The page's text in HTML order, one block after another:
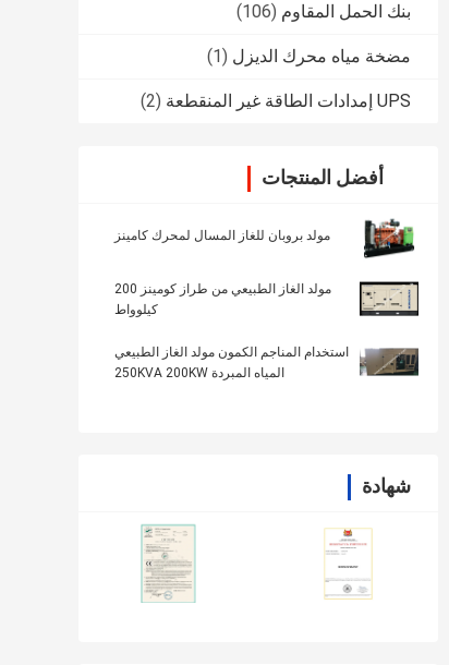
بنك الحمل المقاوم (106)
مضخة مياه محرك الديزل (1)
UPS إمدادات الطاقة غير المنقطعة (2)
أفضل المنتجات
مولد بروبان للغاز المسال لمحرك كامينز
مولد الغاز الطبيعي من طراز كومينز 200
كيلوواط
استخدام المناجم الكمون مولد الغاز الطبيعي
المياه المبردة 250KVA 200KW
شهادة